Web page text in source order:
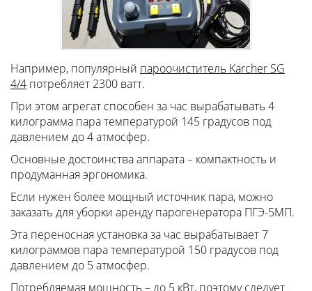
Например, популярный пароочиститель Karcher SG
4/4 потребляет 2300 ватт.
При этом агрегат способен за час вырабатывать 4
килограмма пара температурой 145 градусов под
давлением до 4 атмосфер.
Основные достоинства аппарата – компактность и
продуманная эргономика.
Если нужен более мощный источник пара, можно
заказать для уборки аренду парогенератора ПГЭ-5МП.
Эта переносная установка за час вырабатывает 7
килограммов пара температурой 150 градусов под
давлением до 5 атмосфер.
Потребляемая мощность – до 5 кВт, поэтому следует